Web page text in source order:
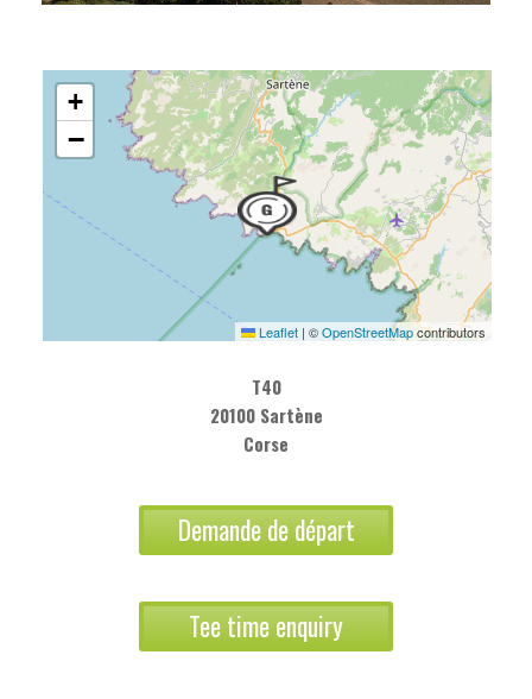
+
−
Leaflet | ©OpenStreetMapcontributors
T40
20100 Sartène
Corse
Demande de départ
Tee time enquiry